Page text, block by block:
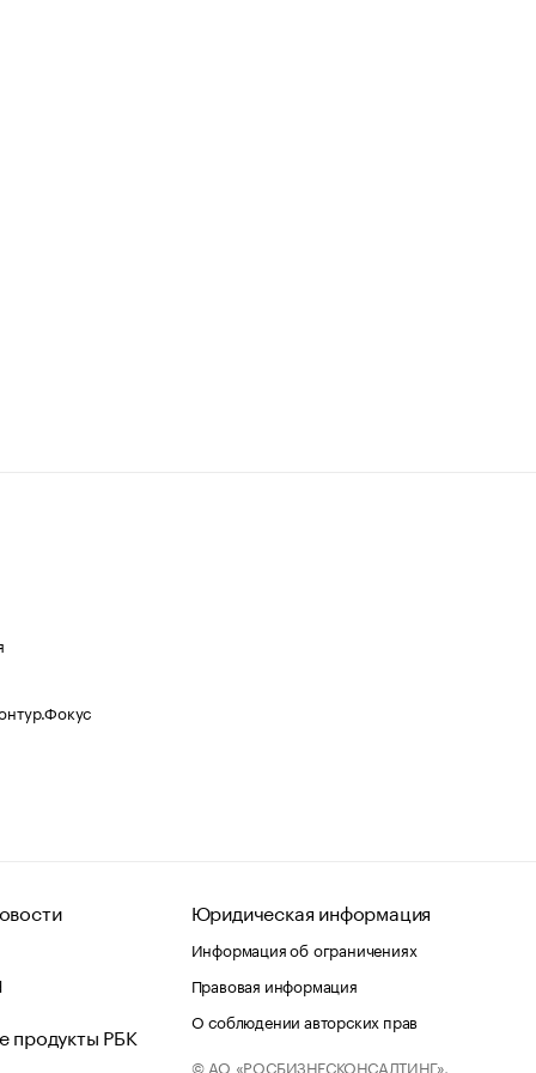
продукты РБК
Юридическая информация
Информация об ограничениях
Правовая информация
О соблюдении авторских прав
© АО «РОСБИЗНЕСКОНСАЛТИНГ»,